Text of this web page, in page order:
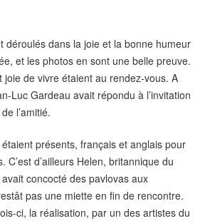
déroulés dans la joie et la bonne humeur
et les photos en sont une belle preuve.
joie de vivre étaient au rendez-vous. A
Luc Gardeau avait répondu à l’invitation
l’amitié.
présents, français et anglais pour
C’est d’ailleurs Helen, britannique du
concocté des pavlovas aux
pas une miette en fin de rencontre.
ci, la réalisation, par un des artistes du